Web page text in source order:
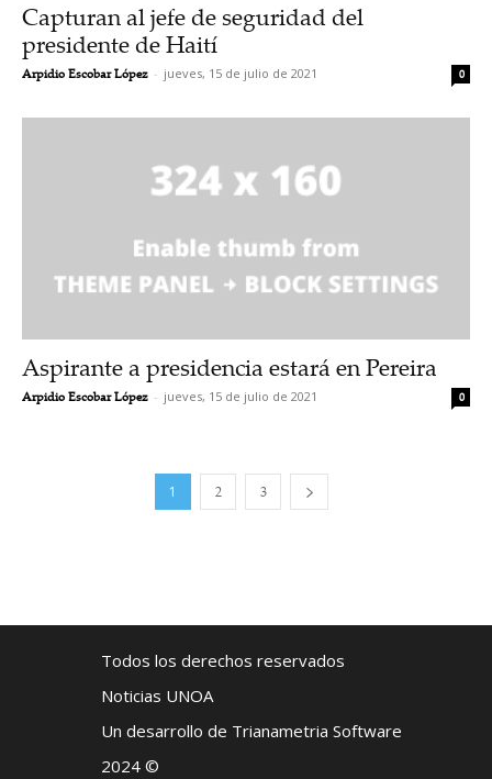
Capturan al jefe de seguridad del
presidente de Haití
Arpidio Escobar López - jueves, 15 de julio de 2021 0
Aspirante a presidencia estará en Pereira
Arpidio Escobar López - jueves, 15 de julio de 2021 0
1 2 3
Todos los derechos reservados
Noticias UNOA
Un desarrollo de Trianametria Software
2024 ©